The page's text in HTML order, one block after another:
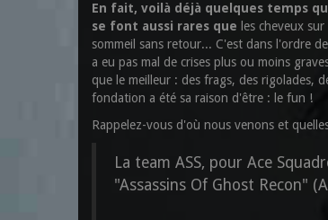
En fait, voilà déjà quelques temps
se font aussi rares que les cheveux
sommeil sans retour... C'est dans l'ordre
a eu pas mal de crises plus ou moins
que le meilleur : des frags, des rigolades,
fondation a été sa raison d'être : le fun !
Rappelez-vous d'où nous venons et
La team ASS, pour Ace
"Assassins Of Ghost Recon"